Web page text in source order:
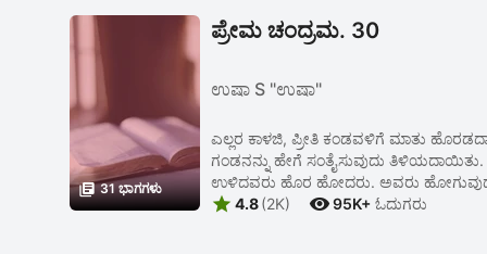
 31 ಭಾಗಗಳು
ಪ್ರೇಮ ಚಂದ್ರಮ. 30
ಉಷಾ S "ಉಷಾ"
ಎಲ್ಲರ ಕಾಳಜಿ, ಪ್ರೀತಿ ಕಂಡವಳಿಗೆ ಮಾತು
ಗಂಡನನ್ನು ಹೇಗೆ ಸಂತೈಸುವುದು
ಉಳಿದವರು ಹೊರ ಹೋದರು. ಅವರು
 4.8(2K) 95K+ ಓದುಗರು